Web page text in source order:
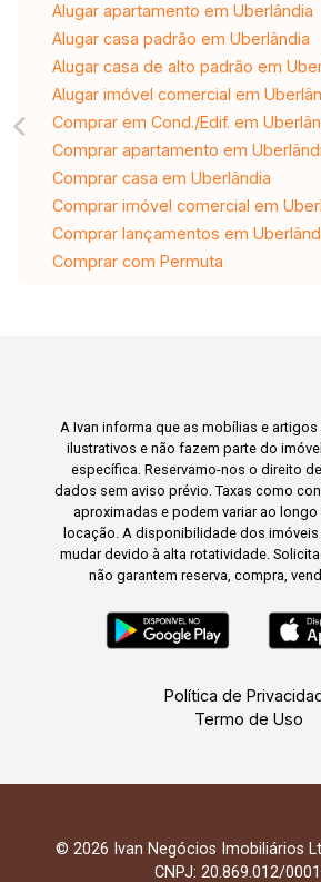
Alugar apartamento em Uberlândia
Alugar casa padrão em Uberlândia
Alugar casa de alto padrão em
Alugar imóvel comercial em
Comprar em Cond./Edif. em
Comprar apartamento em
Comprar casa em Uberlândia
Comprar imóvel comercial em
Comprar lançamentos em
Comprar com Permuta
A Ivan informa que as mobílias e
ilustrativos e não fazem parte do
específica. Reservamo-nos o direito
dados sem aviso prévio. Taxas como
aproximadas e podem variar ao
locação. A disponibilidade dos
mudar devido à alta rotatividade.
não garantem reserva, compra,
Política de
Termo de Uso
© 2026 Ivan Negócios Imobiliários
CNPJ: 20.869.012/